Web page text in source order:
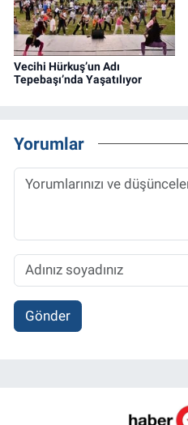
Vecihi Hürkuş’un Adı
Tepebaşı’nda Yaşatılıyor
Yorumlar
Gönder